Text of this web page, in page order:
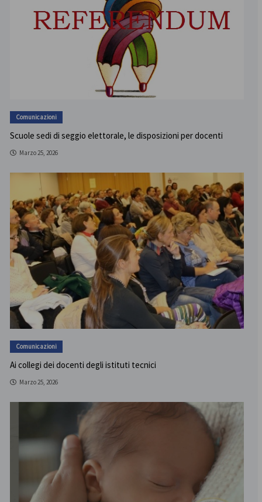
Comunicazioni
Scuole sedi di seggio elettorale, le disposizioni per docenti
Marzo 25, 2026
Comunicazioni
Ai collegi dei docenti degli istituti tecnici
Marzo 25, 2026